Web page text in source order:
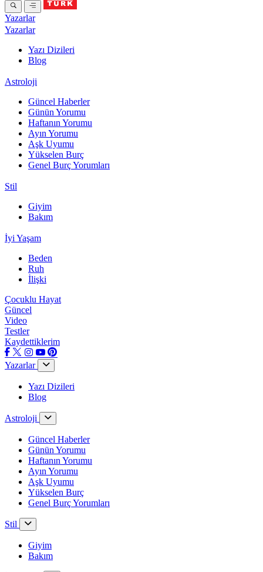
Yazarlar
Yazarlar
Yazı Dizileri
Blog
Astroloji
Güncel Haberler
Günün Yorumu
Haftanın Yorumu
Ayın Yorumu
Aşk Uyumu
Yükselen Burç
Genel Burç Yorumları
Stil
Giyim
Bakım
İyi Yaşam
Beden
Ruh
İlişki
Çocuklu Hayat
Güncel
Video
Testler
Kaydettiklerim
Yazarlar
Yazı Dizileri
Blog
Astroloji
Güncel Haberler
Günün Yorumu
Haftanın Yorumu
Ayın Yorumu
Aşk Uyumu
Yükselen Burç
Genel Burç Yorumları
Stil
Giyim
Bakım